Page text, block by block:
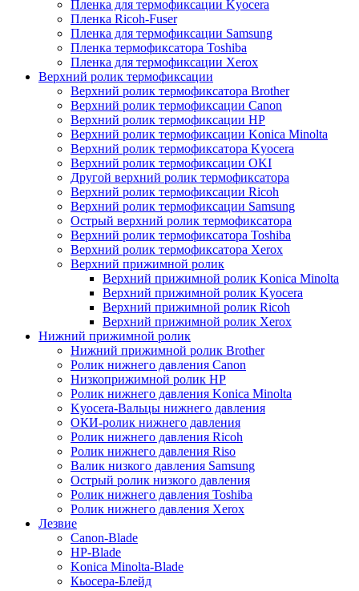
Пленка для термофиксации Kyocera
Пленка Ricoh-Fuser
Пленка для термофиксации Samsung
Пленка термофиксатора Toshiba
Пленка для термофиксации Xerox
Верхний ролик термофиксации
Верхний ролик термофиксатора Brother
Верхний ролик термофиксации Canon
Верхний ролик термофиксации HP
Верхний ролик термофиксации Konica Minolta
Верхний ролик термофиксатора Kyocera
Верхний ролик термофиксации OKI
Другой верхний ролик термофиксатора
Верхний ролик термофиксации Ricoh
Верхний ролик термофиксации Samsung
Острый верхний ролик термофиксатора
Верхний ролик термофиксатора Toshiba
Верхний ролик термофиксатора Xerox
Верхний прижимной ролик
Верхний прижимной ролик Konica Minolta
Верхний прижимной ролик Kyocera
Верхний прижимной ролик Ricoh
Верхний прижимной ролик Xerox
Нижний прижимной ролик
Нижний прижимной ролик Brother
Ролик нижнего давления Canon
Низкоприжимной ролик HP
Ролик нижнего давления Konica Minolta
Kyocera-Вальцы нижнего давления
ОКИ-ролик нижнего давления
Ролик нижнего давления Ricoh
Ролик нижнего давления Riso
Валик низкого давления Samsung
Острый ролик низкого давления
Ролик нижнего давления Toshiba
Ролик нижнего давления Xerox
Лезвие
Canon-Blade
HP-Blade
Konica Minolta-Blade
Кьосера-Блейд